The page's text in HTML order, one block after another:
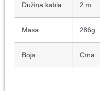
Dužina kabla 2 m
Masa 286g
Boja Crna